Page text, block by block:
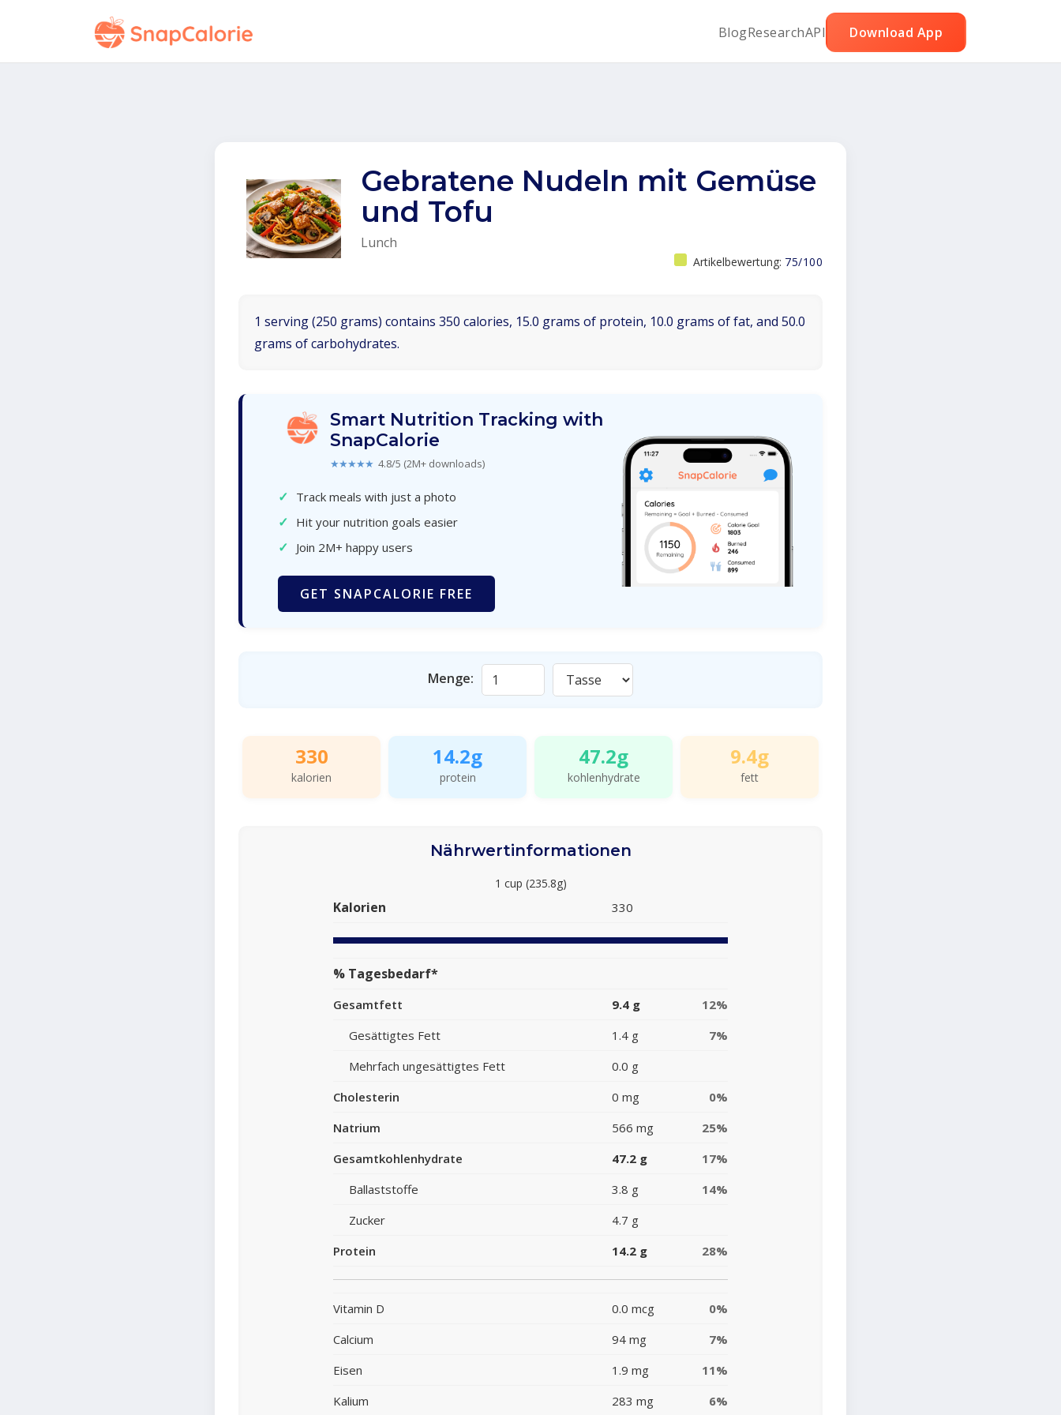
BlogResearchAPI Download App
Gebratene Nudeln mit Gemüse
und Tofu
Lunch
Artikelbewertung: 75/100
1 serving (250 grams) contains 350 calories, 15.0 grams of protein, 10.0 grams of fat, and 50.0
grams of carbohydrates.
Smart Nutrition Tracking with
SnapCalorie
★★★★★ 4.8/5 (2M+ downloads)
✓ Track meals with just a photo
✓ Hit your nutrition goals easier
✓ Join 2M+ happy users
GET SNAPCALORIE FREE
Menge:
330
kalorien
14.2g
protein
47.2g
kohlenhydrate
9.4g
fett
Nährwertinformationen
1 cup (235.8g)
Kalorien 330
% Tagesbedarf*
Gesamtfett 9.4 g
12%
Gesättigtes Fett
1.4 g
7%
Mehrfach ungesättigtes Fett
0.0 g
Cholesterin
0 mg
0%
Natrium
566 mg
25%
Gesamtkohlenhydrate
47.2 g
17%
Ballaststoffe
3.8 g
14%
Zucker
4.7 g
Protein
14.2 g 28%
Vitamin D 0.0 mcg
0%
Calcium
94 mg
7%
Eisen
1.9 mg
11%
Kalium
283 mg 6%